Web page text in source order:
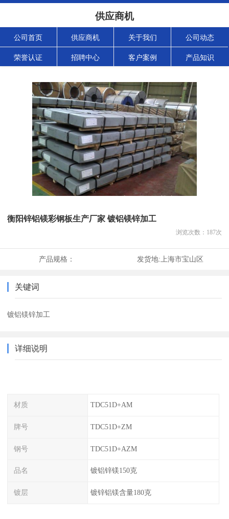
供应商机
公司首页 供应商机 关于我们 公司动态
荣誉认证 招聘中心 客户案例 产品知识
衡阳锌铝镁彩钢板生产厂家 镀铝镁锌加工
浏览次数： 187次
产品规格： 发货地: 上海市宝山区
关键词
镀铝镁锌加工
详细说明
材质 TDC51D+AM
牌号 TDC51D+ZM
钢号 TDC51D+AZM
品名 镀铝锌镁150克
镀层 镀锌铝镁含量180克